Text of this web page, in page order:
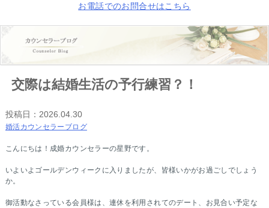
お電話でのお問合せはこちら
交際は結婚生活の予行練習？！
投稿日： 2026.04.30
婚活カウンセラーブログ
こんにちは！成婚カウンセラーの星野です。
いよいよゴールデンウィークに入りましたが、皆様いかがお過ごしでしょう
か。
御活動なさっている会員様は、連休を利用されてのデート、お見合い予定な